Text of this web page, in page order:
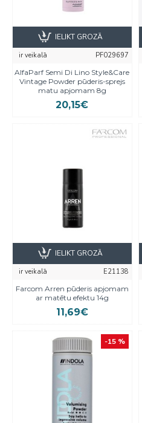
ir veikalā
PF029697
AlfaParf Semi Di Lino Style&Care
Vintage Powder pūderis-sprejs
matu apjomam 8g
20,15€
IELIKT GROZĀ
ir veikalā
E21138
Farcom Arren pūderis apjomam
ar matētu efektu 14g
11,69€
IELIKT GROZĀ
-15 %